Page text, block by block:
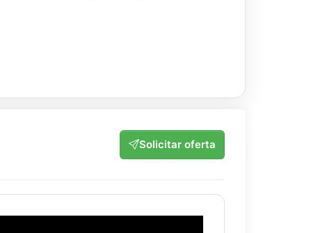
Solicitar oferta